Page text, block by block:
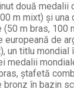
două medalii
m mixt) şi una
m bras, 100
europeană de
un titlu mondial
medalii
ştafetă
bronz în bazin